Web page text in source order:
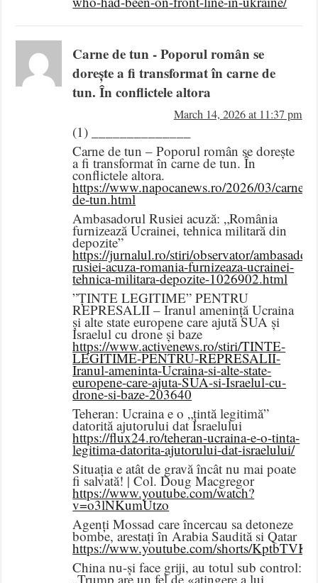
Carne de tun - Poporul român se
dorește a fi transformat în carne de
tun. În conflictele altora
March 14, 2026 at 11:37 pm
(1) ______________
Carne de tun – Poporul român se dorește
a fi transformat în carne de tun. În
conflictele altora.
https://www.napocanews.ro/2026/03/carne-
de-tun.html
Ambasadorul Rusiei acuză: „România
furnizează Ucrainei, tehnica militară din
depozite”
https://jurnalul.ro/stiri/observator/
rusiei-acuza-romania-furnizeaza-ucrainei-
tehnica-militara-depozite-1026902.html
”ȚINTE LEGITIME” PENTRU
REPRESALII – Iranul amenință Ucraina
și alte state europene care ajută SUA și
Israelul cu drone și baze
https://www.activenews.ro/stiri/TINTE-
LEGITIME-PENTRU-REPRESALII-
Iranul-ameninta-Ucraina-si-alte-state-
europene-care-ajuta-SUA-si-Israelul-cu-
drone-si-baze-203640
Teheran: Ucraina e o „țintă legitimă”
datorită ajutorului dat Israelului
https://flux24.ro/teheran-ucraina-e-o-tinta-
legitima-datorita-ajutorului-dat-israelului/
Situația e atât de gravă încât nu mai poate
fi salvată! | Col. Doug Macgregor
https://www.youtube.com/watch?
v=o3lNKumUtzo
Agenți Mossad care încercau sa detoneze
bombe, arestați în Arabia Saudită si Qatar
https://www.youtube.com/shorts/
China nu-și face griji, au totul sub control:
„Trump are un fel de «atingere a lui